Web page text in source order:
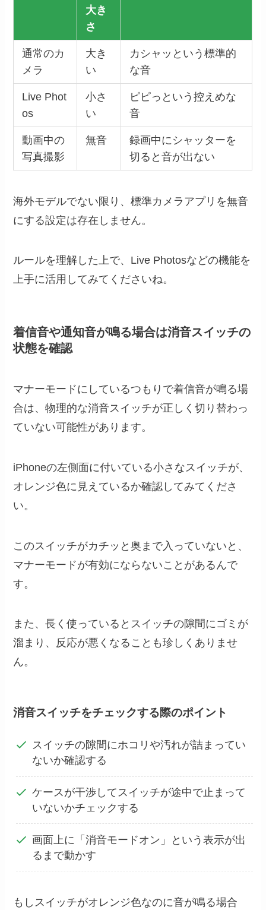
大き
さ
通常のカ
メラ
大き
い
カシャッという標準的
な音
Live Phot
os
小さ
い
ピピっという控えめな
音
動画中の
写真撮影
無音
録画中にシャッターを
切ると音が出ない
海外モデルでない限り、標準カメラアプリを無音
にする設定は存在しません。
ルールを理解した上で、Live Photosなどの機能を
上手に活用してみてくださいね。
着信音や通知音が鳴る場合は消音スイッチの
状態を確認
マナーモードにしているつもりで着信音が鳴る場
合は、物理的な消音スイッチが正しく切り替わっ
ていない可能性があります。
iPhoneの左側面に付いている小さなスイッチが、
オレンジ色に見えているか確認してみてくださ
い。
このスイッチがカチッと奥まで入っていないと、
マナーモードが有効にならないことがあるんで
す。
また、長く使っているとスイッチの隙間にゴミが
溜まり、反応が悪くなることも珍しくありませ
ん。
消音スイッチをチェックする際のポイント
スイッチの隙間にホコリや汚れが詰まってい
ないか確認する
ケースが干渉してスイッチが途中で止まって
いないかチェックする
画面上に「消音モードオン」という表示が出
るまで動かす
もしスイッチがオレンジ色なのに音が鳴る場合